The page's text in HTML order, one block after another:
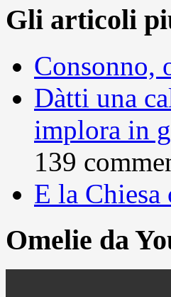
Gli articoli
Consonno,
Dàtti una
implora in
139
E la
Omelie da